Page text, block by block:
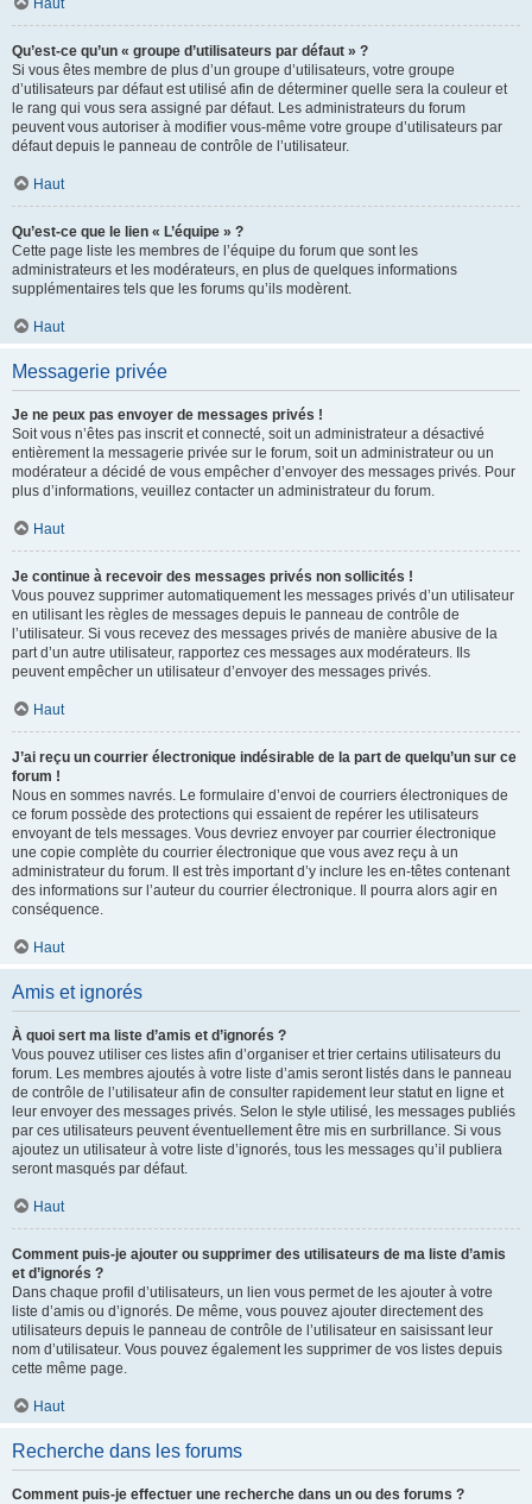
Haut
Qu’est-ce qu’un « groupe d’utilisateurs par défaut » ?
Si vous êtes membre de plus d’un groupe d’utilisateurs, votre groupe
d’utilisateurs par défaut est utilisé afin de déterminer quelle sera la couleur et
le rang qui vous sera assigné par défaut. Les administrateurs du forum
peuvent vous autoriser à modifier vous-même votre groupe d’utilisateurs par
défaut depuis le panneau de contrôle de l’utilisateur.
Haut
Qu’est-ce que le lien « L’équipe » ?
Cette page liste les membres de l’équipe du forum que sont les
administrateurs et les modérateurs, en plus de quelques informations
supplémentaires tels que les forums qu’ils modèrent.
Haut
Messagerie privée
Je ne peux pas envoyer de messages privés !
Soit vous n’êtes pas inscrit et connecté, soit un administrateur a désactivé
entièrement la messagerie privée sur le forum, soit un administrateur ou un
modérateur a décidé de vous empêcher d’envoyer des messages privés. Pour
plus d’informations, veuillez contacter un administrateur du forum.
Haut
Je continue à recevoir des messages privés non sollicités !
Vous pouvez supprimer automatiquement les messages privés d’un utilisateur
en utilisant les règles de messages depuis le panneau de contrôle de
l’utilisateur. Si vous recevez des messages privés de manière abusive de la
part d’un autre utilisateur, rapportez ces messages aux modérateurs. Ils
peuvent empêcher un utilisateur d’envoyer des messages privés.
Haut
J’ai reçu un courrier électronique indésirable de la part de quelqu’un sur ce
forum !
Nous en sommes navrés. Le formulaire d’envoi de courriers électroniques de
ce forum possède des protections qui essaient de repérer les utilisateurs
envoyant de tels messages. Vous devriez envoyer par courrier électronique
une copie complète du courrier électronique que vous avez reçu à un
administrateur du forum. Il est très important d’y inclure les en-têtes contenant
des informations sur l’auteur du courrier électronique. Il pourra alors agir en
conséquence.
Haut
Amis et ignorés
À quoi sert ma liste d’amis et d’ignorés ?
Vous pouvez utiliser ces listes afin d’organiser et trier certains utilisateurs du
forum. Les membres ajoutés à votre liste d’amis seront listés dans le panneau
de contrôle de l’utilisateur afin de consulter rapidement leur statut en ligne et
leur envoyer des messages privés. Selon le style utilisé, les messages publiés
par ces utilisateurs peuvent éventuellement être mis en surbrillance. Si vous
ajoutez un utilisateur à votre liste d’ignorés, tous les messages qu’il publiera
seront masqués par défaut.
Haut
Comment puis-je ajouter ou supprimer des utilisateurs de ma liste d’amis
et d’ignorés ?
Dans chaque profil d’utilisateurs, un lien vous permet de les ajouter à votre
liste d’amis ou d’ignorés. De même, vous pouvez ajouter directement des
utilisateurs depuis le panneau de contrôle de l’utilisateur en saisissant leur
nom d’utilisateur. Vous pouvez également les supprimer de vos listes depuis
cette même page.
Haut
Recherche dans les forums
Comment puis-je effectuer une recherche dans un ou des forums ?